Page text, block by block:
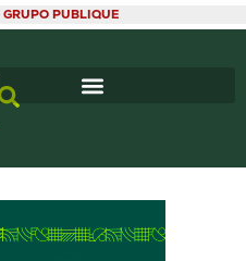
GRUPO PUBLIQUE